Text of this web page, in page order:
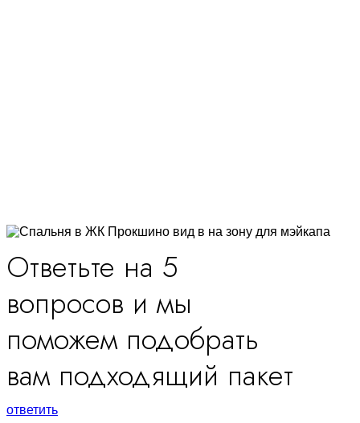
Ответьте на 5
вопросов и мы
поможем подобрать
вам подходящий пакет
ответить